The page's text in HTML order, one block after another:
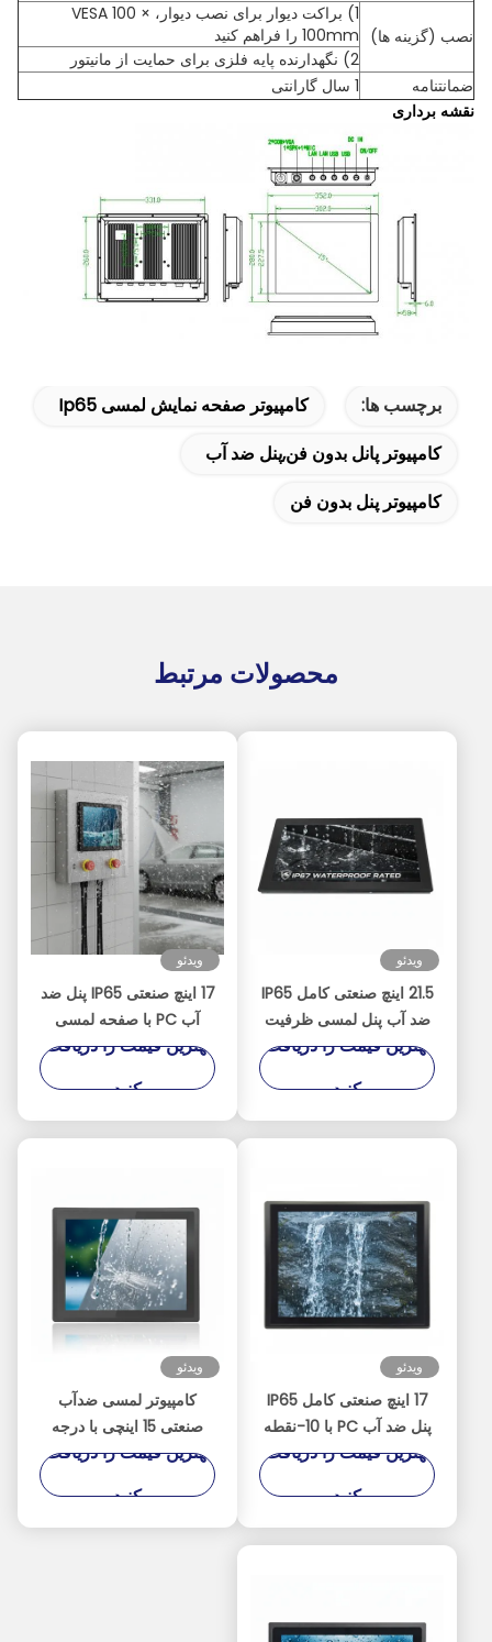
نصب (گزینه ها)
1) براکت دیوار برای نصب دیوار، VESA 100 ×
100mm را فراهم کنید
2) نگهدارنده پایه فلزی برای حمایت از مانیتور
ضمانتنامه
1 سال گارانتی
نقشه برداری
برچسب ها:
کامپیوتر صفحه نمایش لمسی Ip65
کامپیوتر پانل بدون فن,پنل ضد آب
کامپیوتر پنل بدون فن
محصولات مرتبط
ویدئو
21.5 اینچ صنعتی کامل IP65
ضد آب پنل لمسی ظرفیت
PC با پردازنده Intel J1900
بهترین قیمت را دریافت
کنید
ویدئو
17 اینچ صنعتی IP65 پنل ضد
آب PC با صفحه لمسی
ظرفیت - Intel Celeron
بهترین قیمت را دریافت
کنید
ویدئو
17 اینچ صنعتی کامل IP65
پنل ضد آب PC با 10-نقطه
لمس ظرفیت
بهترین قیمت را دریافت
کنید
ویدئو
کامپیوتر لمسی ضدآب
صنعتی 15 اینچی با درجه
حفاظت IP67 و پردازنده
بهترین قیمت را دریافت
کنید